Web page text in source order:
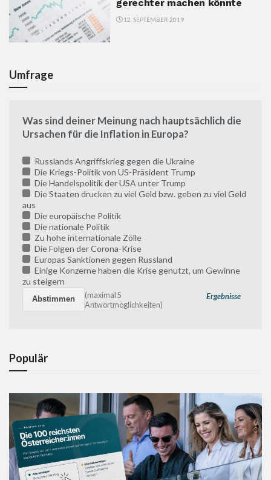
gerechter machen könnte
12. SEPTEMBER 2019
Umfrage
Was sind deiner Meinung nach hauptsächlich die
Ursachen für die Inflation in Europa?
Russlands Angriffskrieg gegen die Ukraine
Die Kriegs-Politik von US-Präsident Trump
Die Handelspolitik der USA unter Trump
Die Staaten drucken zu viel Geld bzw. geben zu viel Geld
aus
Die europäische Politik
Die nationale Politik
Zu hohe internationale Zölle
Die Folgen der Corona-Krise
Europas Sanktionen gegen Russland
Einige Konzerne haben die Krise genutzt, um Gewinne
zu steigern
Ergebnisse
(maximal 5
Antwortmöglichkeiten)
Populär